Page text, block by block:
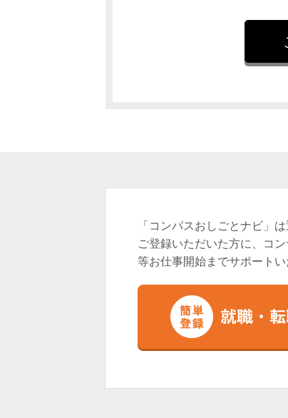
「コンパスおしごとナビ」
ご登録いただいた方に、コ
等お仕事開始までサポート